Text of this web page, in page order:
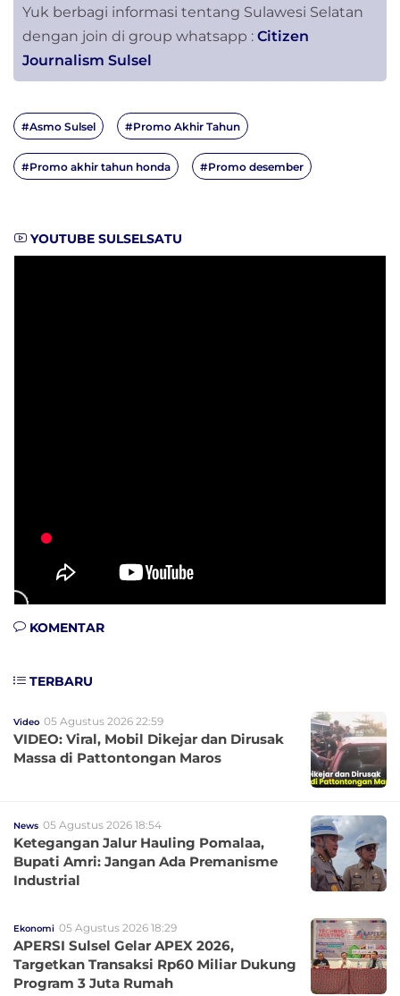
Yuk berbagi informasi tentang Sulawesi Selatan
dengan join di group whatsapp : Citizen
Journalism Sulsel
#Asmo Sulsel #Promo Akhir Tahun
#Promo akhir tahun honda #Promo desember
YOUTUBE SULSELSATU
KOMENTAR
TERBARU
Video 05 Agustus 2026 22:59
VIDEO: Viral, Mobil Dikejar dan Dirusak
Massa di Pattontongan Maros
News 05 Agustus 2026 18:54
Ketegangan Jalur Hauling Pomalaa,
Bupati Amri: Jangan Ada Premanisme
Industrial
Ekonomi 05 Agustus 2026 18:29
APERSI Sulsel Gelar APEX 2026,
Targetkan Transaksi Rp60 Miliar Dukung
Program 3 Juta Rumah